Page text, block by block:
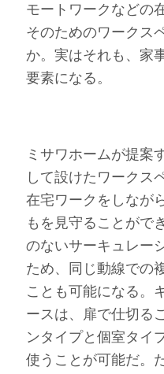
モートワークなどの
そのためのワークス
か。実はそれも、家
要素になる。
ミサワホームが提案
して設けたワークス
在宅ワークをしなが
もを見守ることがで
のないサーキュレー
ため、同じ動線での
ことも可能になる。
ースは、扉で仕切る
ンタイプと個室タイ
使うことが可能だ。